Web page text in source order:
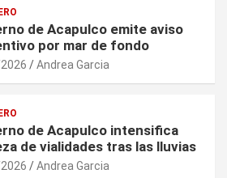
de Acapulco emite aviso
por mar de fondo
Andrea Garcia
de Acapulco intensifica
de vialidades tras las lluvias
Andrea Garcia